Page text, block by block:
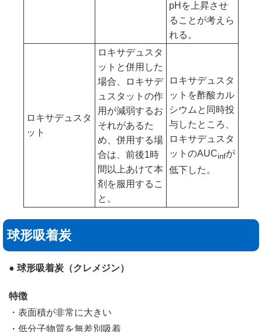
pHを上昇させ
ることが考えら
れる。
ロキサデュスタ
ット
ロキサデュスタ
ットと併用した
場合、ロキサデ
ュスタットの作
用が減弱するお
それがあるた
め、併用する場
合は、前後1時
間以上あけて本
剤を服用するこ
と。
ロキサデュスタ
ットを酢酸カル
シウムと同時投
与したところ、
ロキサデュスタ
ットのAUCinfが
低下した。
球形吸着炭
● 球形吸着炭（クレメジン）
特徴
・表面積が非常に大きい
・低分子物質を無差別吸着